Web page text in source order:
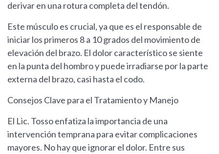
derivar en una rotura completa del tendón.
Este músculo es crucial, ya que es el responsable de
iniciar los primeros 8 a 10 grados del movimiento de
elevación del brazo. El dolor característico se siente
en la punta del hombro y puede irradiarse por la parte
externa del brazo, casi hasta el codo.
Consejos Clave para el Tratamiento y Manejo
El Lic. Tosso enfatiza la importancia de una
intervención temprana para evitar complicaciones
mayores. No hay que ignorar el dolor. Entre sus